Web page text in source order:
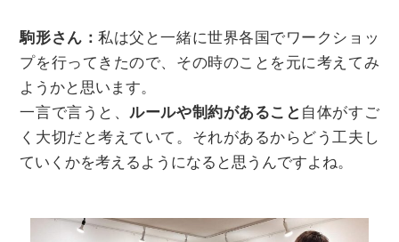
駒形さん：私は父と一緒に世界各国でワークショッ
プを行ってきたので、その時のことを元に考えてみ
ようかと思います。
一言で言うと、ルールや制約があること 自体がすご
く大切だと考えていて。それがあるからどう工夫し
ていくかを考えるようになると思うんですよね。